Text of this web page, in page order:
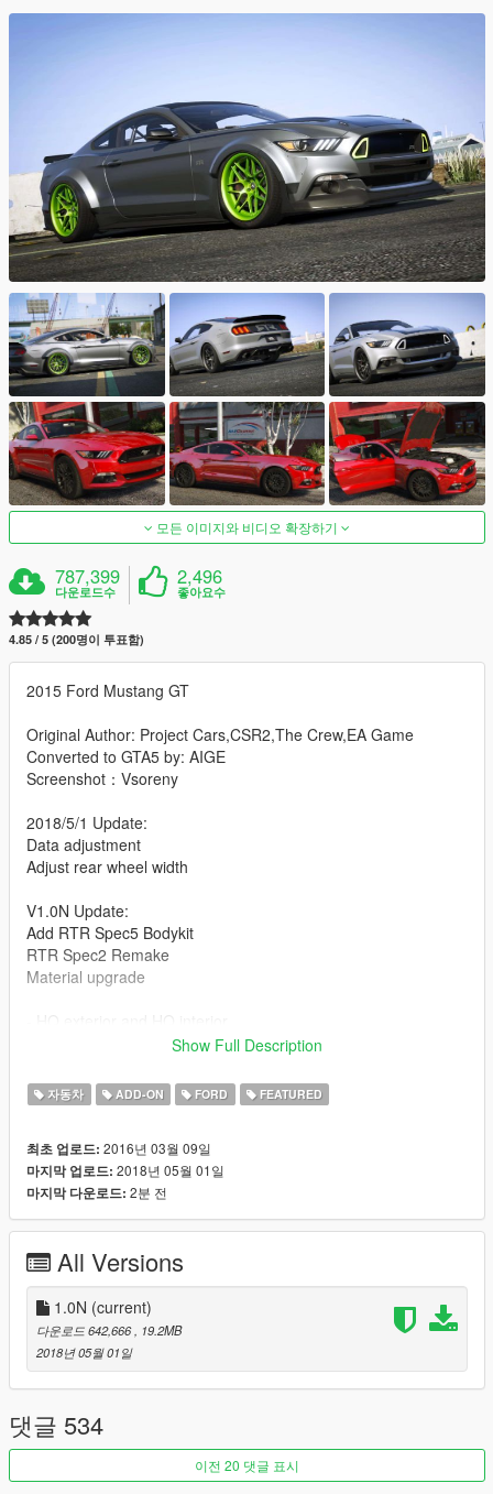
모든 이미지와 비디오 확장하기
787,399
다운로드수
2,496
좋아요수
4.85 / 5 (200명이 투표함)
2015 Ford Mustang GT
Original Author: Project Cars,CSR2,The Crew,EA Game
Converted to GTA5 by: AIGE
Screenshot：Vsoreny
2018/5/1 Update:
Data adjustment
Adjust rear wheel width
V1.0N Update:
Add RTR Spec5 Bodykit
RTR Spec2 Remake
Material upgrade
Contain: RTR Spec5, RTR Spec2, Apollo, Shelby GT350r, and
more
About RTR bodykit：
UseVStancerto change a suspension related
[YCA Modder Group]
http://yca-mods.com
Show Full Description
자동차 ADD-ON FORD FEATURED
최초 업로드: 2016년 03월 09일
마지막 업로드: 2018년 05월 01일
마지막 다운로드: 2분 전
All Versions
1.0N (current)
다운로드 642,666
, 19.2MB
2018년 05월 01일
댓글 534
이전 20 댓글 표시